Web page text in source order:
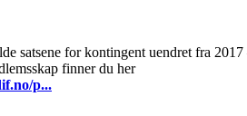
satsene for kontingent uendret fra 2017
finner du her
p...